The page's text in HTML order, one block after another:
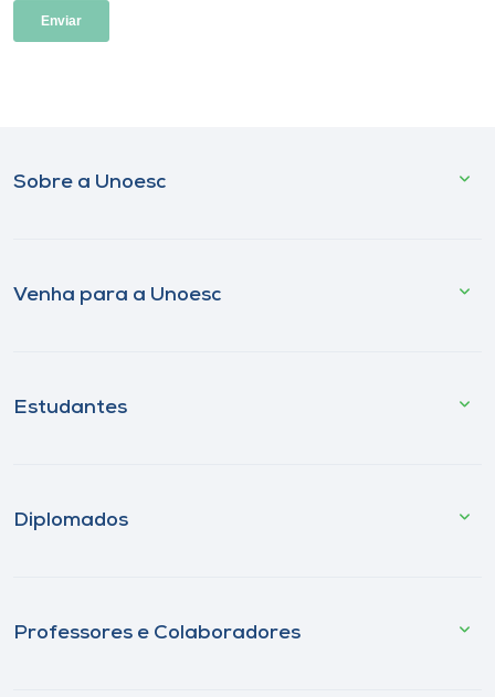
Sobre a Unoesc
Venha para a Unoesc
Estudantes
Diplomados
Professores e Colaboradores